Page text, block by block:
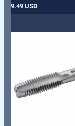
Valorado
con
9.49USD